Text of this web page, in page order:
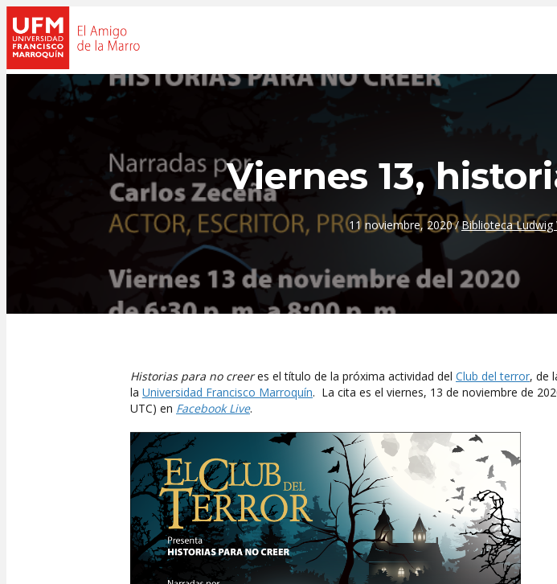
Viernes 13,
11 noviembre, 2020/Biblioteca Ludwig
Historias para no creeres el título de la próxima actividad del Club del terror, de
la Universidad Francisco Marroquín. La cita es el viernes, 13 de noviembre de
UTC) en Facebook Live.